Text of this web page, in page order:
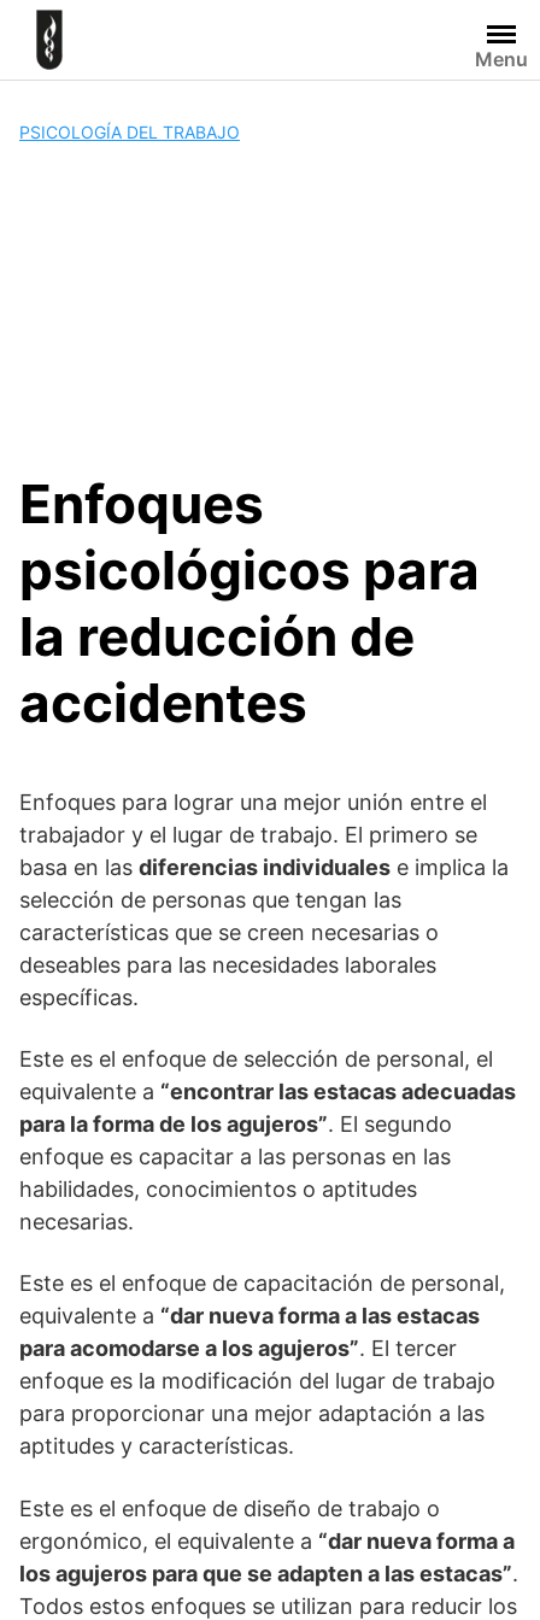
Skip
content
Menu
PSICOLOGÍA DEL TRABAJO
Enfoques
psicológicos para
la reducción de
accidentes
Enfoques para lograr una mejor unión entre el
trabajador y el lugar de trabajo. El primero se
basa en las diferencias individuales e implica la
selección de personas que tengan las
características que se creen necesarias o
deseables para las necesidades laborales
específicas.
Este es el enfoque de selección de personal, el
equivalente a “encontrar las estacas adecuadas
para la forma de los agujeros”. El segundo
enfoque es capacitar a las personas en las
habilidades, conocimientos o aptitudes
necesarias.
Este es el enfoque de capacitación de personal,
equivalente a “dar nueva forma a las estacas
para acomodarse a los agujeros”. El tercer
enfoque es la modificación del lugar de trabajo
para proporcionar una mejor adaptación a las
aptitudes y características.
Este es el enfoque de diseño de trabajo o
ergonómico, el equivalente a “dar nueva forma a
los agujeros para que se adapten a las estacas”.
Todos estos enfoques se utilizan para reducir los